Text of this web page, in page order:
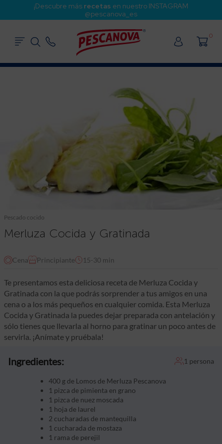
¡Descubre más recetas en nuestro INSTAGRAM
@pescanova_es
0
Pescado cocido
Merluza Cocida y Gratinada
Cena Principiante 15-30 min
Te presentamos esta deliciosa receta de Merluza Cocida y
Gratinada con la que podrás sorprender a tus amigos en una
cena o a los más pequeños en cualquier comida. Esta Merluza
Cocida y Gratinada la puedes dejar preparada con antelación y
sólo tienes que llevarla al horno para gratinar un poco antes de
servirla. ¡Anímate y pruébala!
Ingredientes: 1 persona
400 g de Lomos de Merluza Pescanova
1 pizca de pimienta en grano
1 pizca de nuez moscada
1 hoja de laurel
2 cucharadas de mantequilla
1 cucharada de mostaza
1 rama de perejil